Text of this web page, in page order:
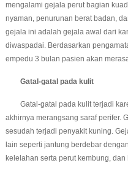
mengalami gejala perut bagian
nyaman, penurunan berat badan,
gejala ini adalah gejala awal dari
diwaspadai. Berdasarkan
empedu 3 bulan pasien akan
Gatal-gatal pada kulit
Gatal-gatal pada kulit terjadi
akhirnya merangsang saraf perifer.
sesudah terjadi penyakit kuning.
lain seperti jantung berdebar
kelelahan serta perut kembung,